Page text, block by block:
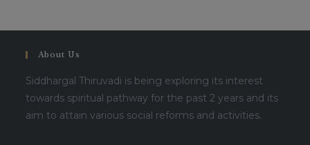
About Us
Siddhargal Thiruvadi is being exploring its interest
towards spiritual pathway for the past 2 years and its
aim to attain various social reforms and activities.